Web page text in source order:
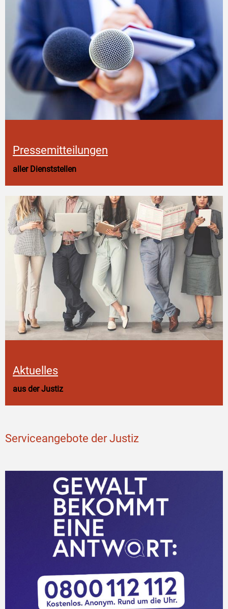
Pressemitteilungen
aller Dienststellen
Aktuelles
aus der Justiz
Serviceangebote der Justiz